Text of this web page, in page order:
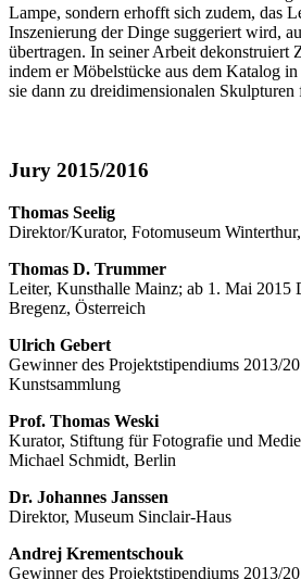
Lampe, sondern erhofft sich zudem, das
Inszenierung der Dinge suggeriert wird,
übertragen. In seiner Arbeit dekonstruiert
indem er Möbelstücke aus dem Katalog
sie dann zu dreidimensionalen Skulpturen
Jury 2015/2016
Thomas Seelig
Direktor/Kurator, Fotomuseum
Thomas D. Trummer
Leiter, Kunsthalle Mainz; ab 1. Mai 2015
Bregenz, Österreich
Ulrich Gebert
Gewinner des Projektstipendiums 2013/
Kunstsammlung
Prof. Thomas Weski
Kurator, Stiftung für Fotografie und
Michael Schmidt, Berlin
Dr. Johannes Janssen
Direktor, Museum Sinclair-Haus
Andrej Krementschouk
Gewinner des Projektstipendiums 2013/